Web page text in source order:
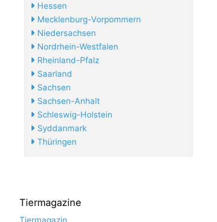
Hessen
Mecklenburg-Vorpommern
Niedersachsen
Nordrhein-Westfalen
Rheinland-Pfalz
Saarland
Sachsen
Sachsen-Anhalt
Schleswig-Holstein
Syddanmark
Thüringen
Tiermagazine
Tiermagazin